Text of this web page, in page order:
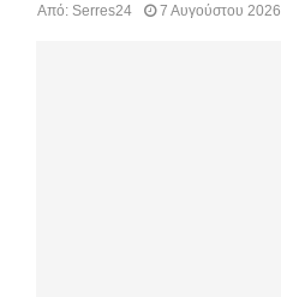
Από: Serres24 7 Αυγούστου 2026